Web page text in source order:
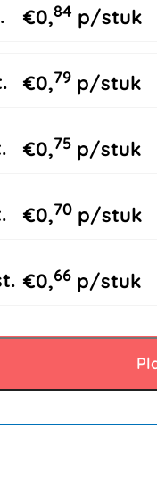
€0,84 p/stuk
€0,79 p/stuk
€0,75 p/stuk
€0,70 p/stuk
€0,66 p/stuk